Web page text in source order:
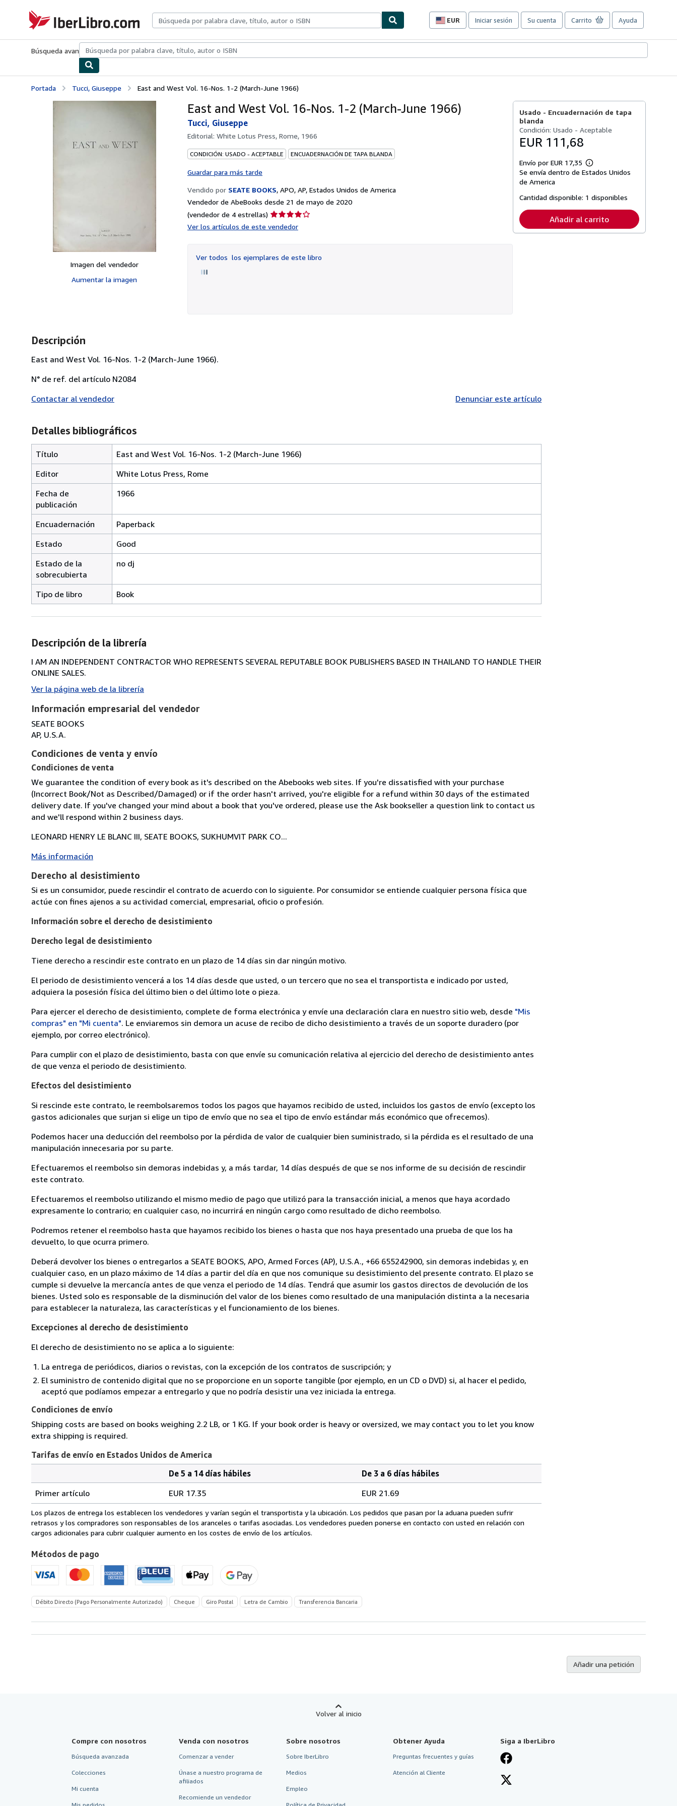
IberLibro.com
EUR
Preferencias
compra
sitio.
Iniciar sesión Su cuenta Carrito Ayuda
Búsqueda avanzadaColecciones Libros antiguosArte y coleccionismo
Portada Tucci, Giuseppe East and West Vol. 16-Nos. 1-2 (March-June 1966)
Imagen del vendedor
Aumentar la imagen
East and West Vol. 16-Nos. 1-2 (March-June 1966)
Tucci, Giuseppe
Editorial: White Lotus Press, Rome, 1966
CONDICIÓN: USADO - ACEPTABLE ENCUADERNACIÓN DE TAPA BLANDA
Guardar para más tarde
Vendido por SEATE BOOKS, APO, AP, Estados Unidos de America
Vendedor de AbeBooks desde 21 de mayo de 2020
(vendedor de 4 estrellas) Calificación
Ver los artículos de este vendedor
Ver todos los ejemplares de este libro
Usado - Encuadernación de tapa
blanda
Condición: Usado - Aceptable
EUR 111,68
Envío por EUR 17,35
Más
información
tarifas
envío
Se envía dentro de Estados Unidos
de America
Cantidad disponible: 1 disponibles
Añadir al carrito
Descripción
East and West Vol. 16-Nos. 1-2 (March-June 1966).
N° de ref. del artículo N2084
Contactar al vendedor
Denunciar este artículo
Detalles bibliográficos
Título
East and West Vol. 16-Nos. 1-2 (March-June 1966)
Editor
White Lotus Press, Rome
Fecha de
publicación
1966
Encuadernación
Paperback
Estado
Good
Estado de la
sobrecubierta
no dj
Tipo de libro Book
Descripción de la librería
I AM AN INDEPENDENT CONTRACTOR WHO REPRESENTS SEVERAL REPUTABLE BOOK PUBLISHERS BASED IN THAILAND TO HANDLE THEIR
ONLINE SALES.
Ver la página web de la librería
Información empresarial del vendedor
SEATE BOOKS
AP, U.S.A.
Condiciones de venta y envío
Condiciones de venta
We guarantee the condition of every book as it's described on the Abebooks web sites. If you're dissatisfied with your purchase
(Incorrect Book/Not as Described/Damaged) or if the order hasn't arrived, you're eligible for a refund within 30 days of the estimated
delivery date. If you've changed your mind about a book that you've ordered, please use the Ask bookseller a question link to contact us
and we'll respond within 2 business days.
LEONARD HENRY LE BLANC III, SEATE BOOKS, SUKHUMVIT PARK CO...
Más información
Derecho al desistimiento
Si es un consumidor, puede rescindir el contrato de acuerdo con lo siguiente. Por consumidor se entiende cualquier persona física que
actúe con fines ajenos a su actividad comercial, empresarial, oficio o profesión.
Información sobre el derecho de desistimiento
Derecho legal de desistimiento
Tiene derecho a rescindir este contrato en un plazo de 14 días sin dar ningún motivo.
El periodo de desistimiento vencerá a los 14 días desde que usted, o un tercero que no sea el transportista e indicado por usted,
adquiera la posesión física del último bien o del último lote o pieza.
Para ejercer el derecho de desistimiento, complete de forma electrónica y envíe una declaración clara en nuestro sitio web, desde "Mis
compras" en "Mi cuenta". Le enviaremos sin demora un acuse de recibo de dicho desistimiento a través de un soporte duradero (por
ejemplo, por correo electrónico).
Para cumplir con el plazo de desistimiento, basta con que envíe su comunicación relativa al ejercicio del derecho de desistimiento antes
de que venza el periodo de desistimiento.
Efectos del desistimiento
Si rescinde este contrato, le reembolsaremos todos los pagos que hayamos recibido de usted, incluidos los gastos de envío (excepto los
gastos adicionales que surjan si elige un tipo de envío que no sea el tipo de envío estándar más económico que ofrecemos).
Podemos hacer una deducción del reembolso por la pérdida de valor de cualquier bien suministrado, si la pérdida es el resultado de una
manipulación innecesaria por su parte.
Efectuaremos el reembolso sin demoras indebidas y, a más tardar, 14 días después de que se nos informe de su decisión de rescindir
este contrato.
Efectuaremos el reembolso utilizando el mismo medio de pago que utilizó para la transacción inicial, a menos que haya acordado
expresamente lo contrario; en cualquier caso, no incurrirá en ningún cargo como resultado de dicho reembolso.
Podremos retener el reembolso hasta que hayamos recibido los bienes o hasta que nos haya presentado una prueba de que los ha
devuelto, lo que ocurra primero.
Deberá devolver los bienes o entregarlos a SEATE BOOKS, APO, Armed Forces (AP), U.S.A., +66 655242900, sin demoras indebidas y, en
cualquier caso, en un plazo máximo de 14 días a partir del día en que nos comunique su desistimiento del presente contrato. El plazo se
cumple si devuelve la mercancía antes de que venza el periodo de 14 días. Tendrá que asumir los gastos directos de devolución de los
bienes. Usted solo es responsable de la disminución del valor de los bienes como resultado de una manipulación distinta a la necesaria
para establecer la naturaleza, las características y el funcionamiento de los bienes.
Excepciones al derecho de desistimiento
El derecho de desistimiento no se aplica a lo siguiente:
La entrega de periódicos, diarios o revistas, con la excepción de los contratos de suscripción; y
El suministro de contenido digital que no se proporcione en un soporte tangible (por ejemplo, en un CD o DVD) si, al hacer el pedido,
aceptó que podíamos empezar a entregarlo y que no podría desistir una vez iniciada la entrega.
Condiciones de envío
Shipping costs are based on books weighing 2.2 LB, or 1 KG. If your book order is heavy or oversized, we may contact you to let you know
extra shipping is required.
Tarifas de envío en Estados Unidos de America
de
envío
en
Estados
de
America
pedido
De 5 a 14 días hábiles
De 3 a 6 días hábiles
Primer artículo
EUR 17.35 EUR 21.69
Los plazos de entrega los establecen los vendedores y varían según el transportista y la ubicación. Los pedidos que pasan por la aduana pueden sufrir
retrasos y los compradores son responsables de los aranceles o tarifas asociadas. Los vendedores pueden ponerse en contacto con usted en relación con
cargos adicionales para cubrir cualquier aumento en los costes de envío de los artículos.
Métodos de pago
Débito Directo (Pago Personalmente Autorizado) Cheque Giro Postal Letra de Cambio Transferencia Bancaria
Añadir una petición
Volver al inicio
Compre con nosotros
Búsqueda avanzada
Colecciones
Mi cuenta
Venda con nosotros
Comenzar a vender
Únase a nuestro programa de
afiliados
Recomiende un vendedor
Sobre nosotros
Sobre IberLibro
Medios
Empleo
Obtener Ayuda
Preguntas frecuentes y guías
Atención al Cliente
Siga a IberLibro